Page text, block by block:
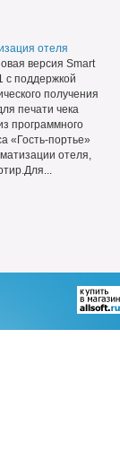
отеля
версия Smart
с поддержкой
получения
печати чека
программного
«Гость-портье»
отеля,